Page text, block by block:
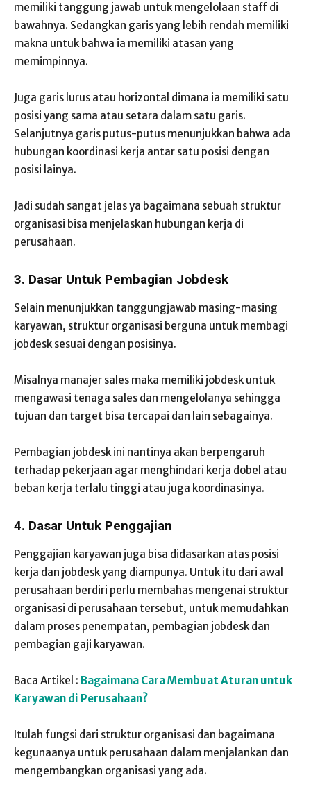
memiliki tanggung jawab untuk mengelolaan staff di
bawahnya. Sedangkan garis yang lebih rendah memiliki
makna untuk bahwa ia memiliki atasan yang
memimpinnya.
Juga garis lurus atau horizontal dimana ia memiliki satu
posisi yang sama atau setara dalam satu garis.
Selanjutnya garis putus-putus menunjukkan bahwa ada
hubungan koordinasi kerja antar satu posisi dengan
posisi lainya.
Jadi sudah sangat jelas ya bagaimana sebuah struktur
organisasi bisa menjelaskan hubungan kerja di
perusahaan.
3. Dasar Untuk Pembagian Jobdesk
Selain menunjukkan tanggungjawab masing-masing
karyawan, struktur organisasi berguna untuk membagi
jobdesk sesuai dengan posisinya.
Misalnya manajer sales maka memiliki jobdesk untuk
mengawasi tenaga sales dan mengelolanya sehingga
tujuan dan target bisa tercapai dan lain sebagainya.
Pembagian jobdesk ini nantinya akan berpengaruh
terhadap pekerjaan agar menghindari kerja dobel atau
beban kerja terlalu tinggi atau juga koordinasinya.
4. Dasar Untuk Penggajian
Penggajian karyawan juga bisa didasarkan atas posisi
kerja dan jobdesk yang diampunya. Untuk itu dari awal
perusahaan berdiri perlu membahas mengenai struktur
organisasi di perusahaan tersebut, untuk memudahkan
dalam proses penempatan, pembagian jobdesk dan
pembagian gaji karyawan.
Baca Artikel : Bagaimana Cara Membuat Aturan untuk
Karyawan di Perusahaan?
Itulah fungsi dari struktur organisasi dan bagaimana
kegunaanya untuk perusahaan dalam menjalankan dan
mengembangkan organisasi yang ada.